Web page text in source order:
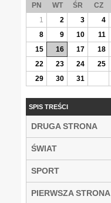
PN WT ŚR CZ
1
2 3 4
8
9 10 11
15
16 17 18
22
23 24 25
29
30 31
SPIS TREŚCI
DRUGA STRONA
ŚWIAT
SPORT
PIERWSZA STRONA